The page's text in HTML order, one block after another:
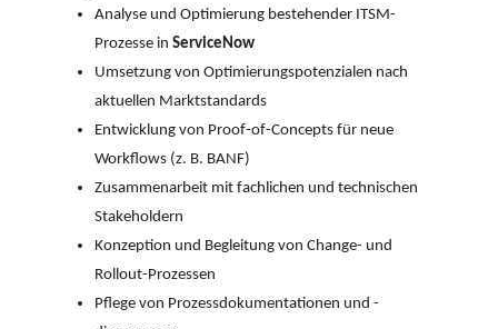
Analyse und Optimierung bestehender ITSM-
Prozesse in ServiceNow
Umsetzung von Optimierungspotenzialen nach
aktuellen Marktstandards
Entwicklung von Proof-of-Concepts für neue
Workflows (z. B. BANF)
Zusammenarbeit mit fachlichen und technischen
Stakeholdern
Konzeption und Begleitung von Change- und
Rollout-Prozessen
Pflege von Prozessdokumentationen und -